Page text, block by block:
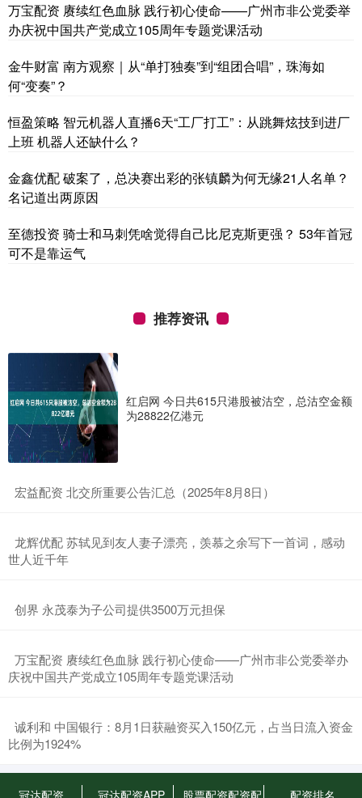
万宝配资 赓续红色血脉 践行初心使命——广州市非公党委举
办庆祝中国共产党成立105周年专题党课活动
金牛财富 南方观察｜从“单打独奏”到“组团合唱”，珠海如
何“变奏”？
恒盈策略 智元机器人直播6天“工厂打工”：从跳舞炫技到进厂
上班 机器人还缺什么？
金鑫优配 破案了，总决赛出彩的张镇麟为何无缘21人名单？
名记道出两原因
至德投资 骑士和马刺凭啥觉得自己比尼克斯更强？ 53年首冠
可不是靠运气
推荐资讯
红启网 今日共615只港股被沽空，总沽空金额
为28822亿港元
​宏益配资 北交所重要公告汇总（2025年8月8日）
​龙辉优配 苏轼见到友人妻子漂亮，羡慕之余写下一首词，感动
世人近千年
​创界 永茂泰为子公司提供3500万元担保
​万宝配资 赓续红色血脉 践行初心使命——广州市非公党委举办
庆祝中国共产党成立105周年专题党课活动
​诚利和 中国银行：8月1日获融资买入150亿元，占当日流入资金
比例为1924%
冠达配资 冠达配资APP 股票配资配资配 配资排名